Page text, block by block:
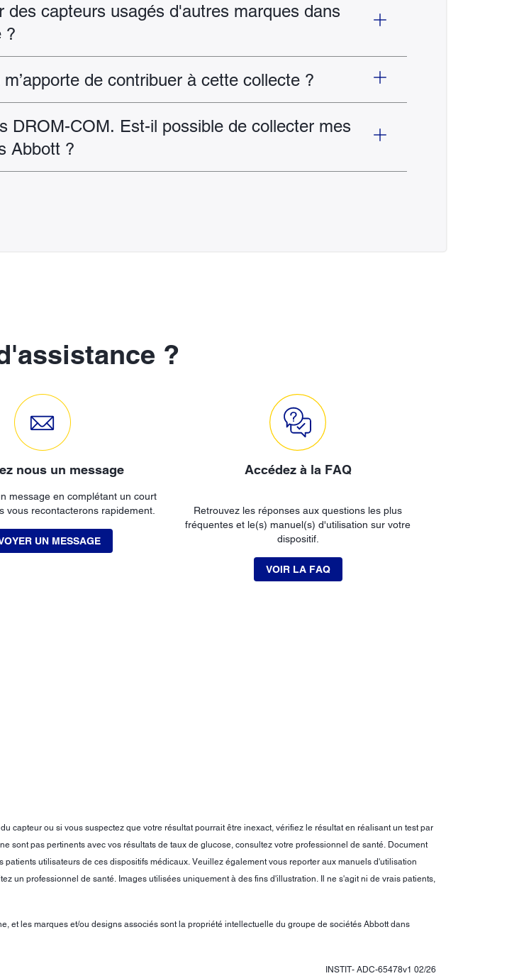
des capteurs usagés d'autres marques dans
?
m’apporte de contribuer à cette collecte ?
DROM-COM. Est-il possible de collecter mes
Abbott ?
?
nous un message
message en complétant un court
vous recontacterons rapidement.
UN MESSAGE
Accédez à la FAQ
Retrouvez les réponses aux questions les plus
fréquentes et le(s) manuel(s) d'utilisation sur votre
dispositif.
VOIR LA FAQ
capteur ou si vous suspectez que votre résultat pourrait être inexact, vérifiez le résultat en réalisant un test par
sont pas pertinents avec vos résultats de taux de glucose, consultez votre professionnel de santé. Document
utilisateurs de ces dispositifs médicaux. Veuillez également vous reporter aux manuels d'utilisation
un professionnel de santé. Images utilisées uniquement à des fins d'illustration. Il ne s'agit ni de vrais patients,
et les marques et/ou designs associés sont la propriété intellectuelle du groupe de sociétés Abbott dans
INSTIT- ADC-65478v1 02/26